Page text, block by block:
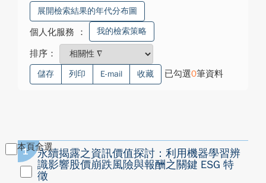
展開檢索結果的年代分布圖
個人化服務 ： 我的檢索策略
排序：
儲存 列印 E-mail 收藏 已勾選0筆資料
本頁全選
1
永續揭露之資訊價值探討：利用機器學習辨
識影響股價崩跌風險與報酬之關鍵 ESG 特
徵